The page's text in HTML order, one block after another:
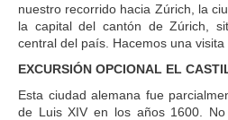
nuestro recorrido hacia Zúrich, la
la capital del cantón de Zúrich,
central del país. Hacemos una visita
EXCURSIÓN OPCIONAL EL
Esta ciudad alemana fue
de Luis XIV en los años 1600.